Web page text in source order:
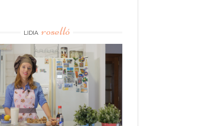
LIDIA roselló